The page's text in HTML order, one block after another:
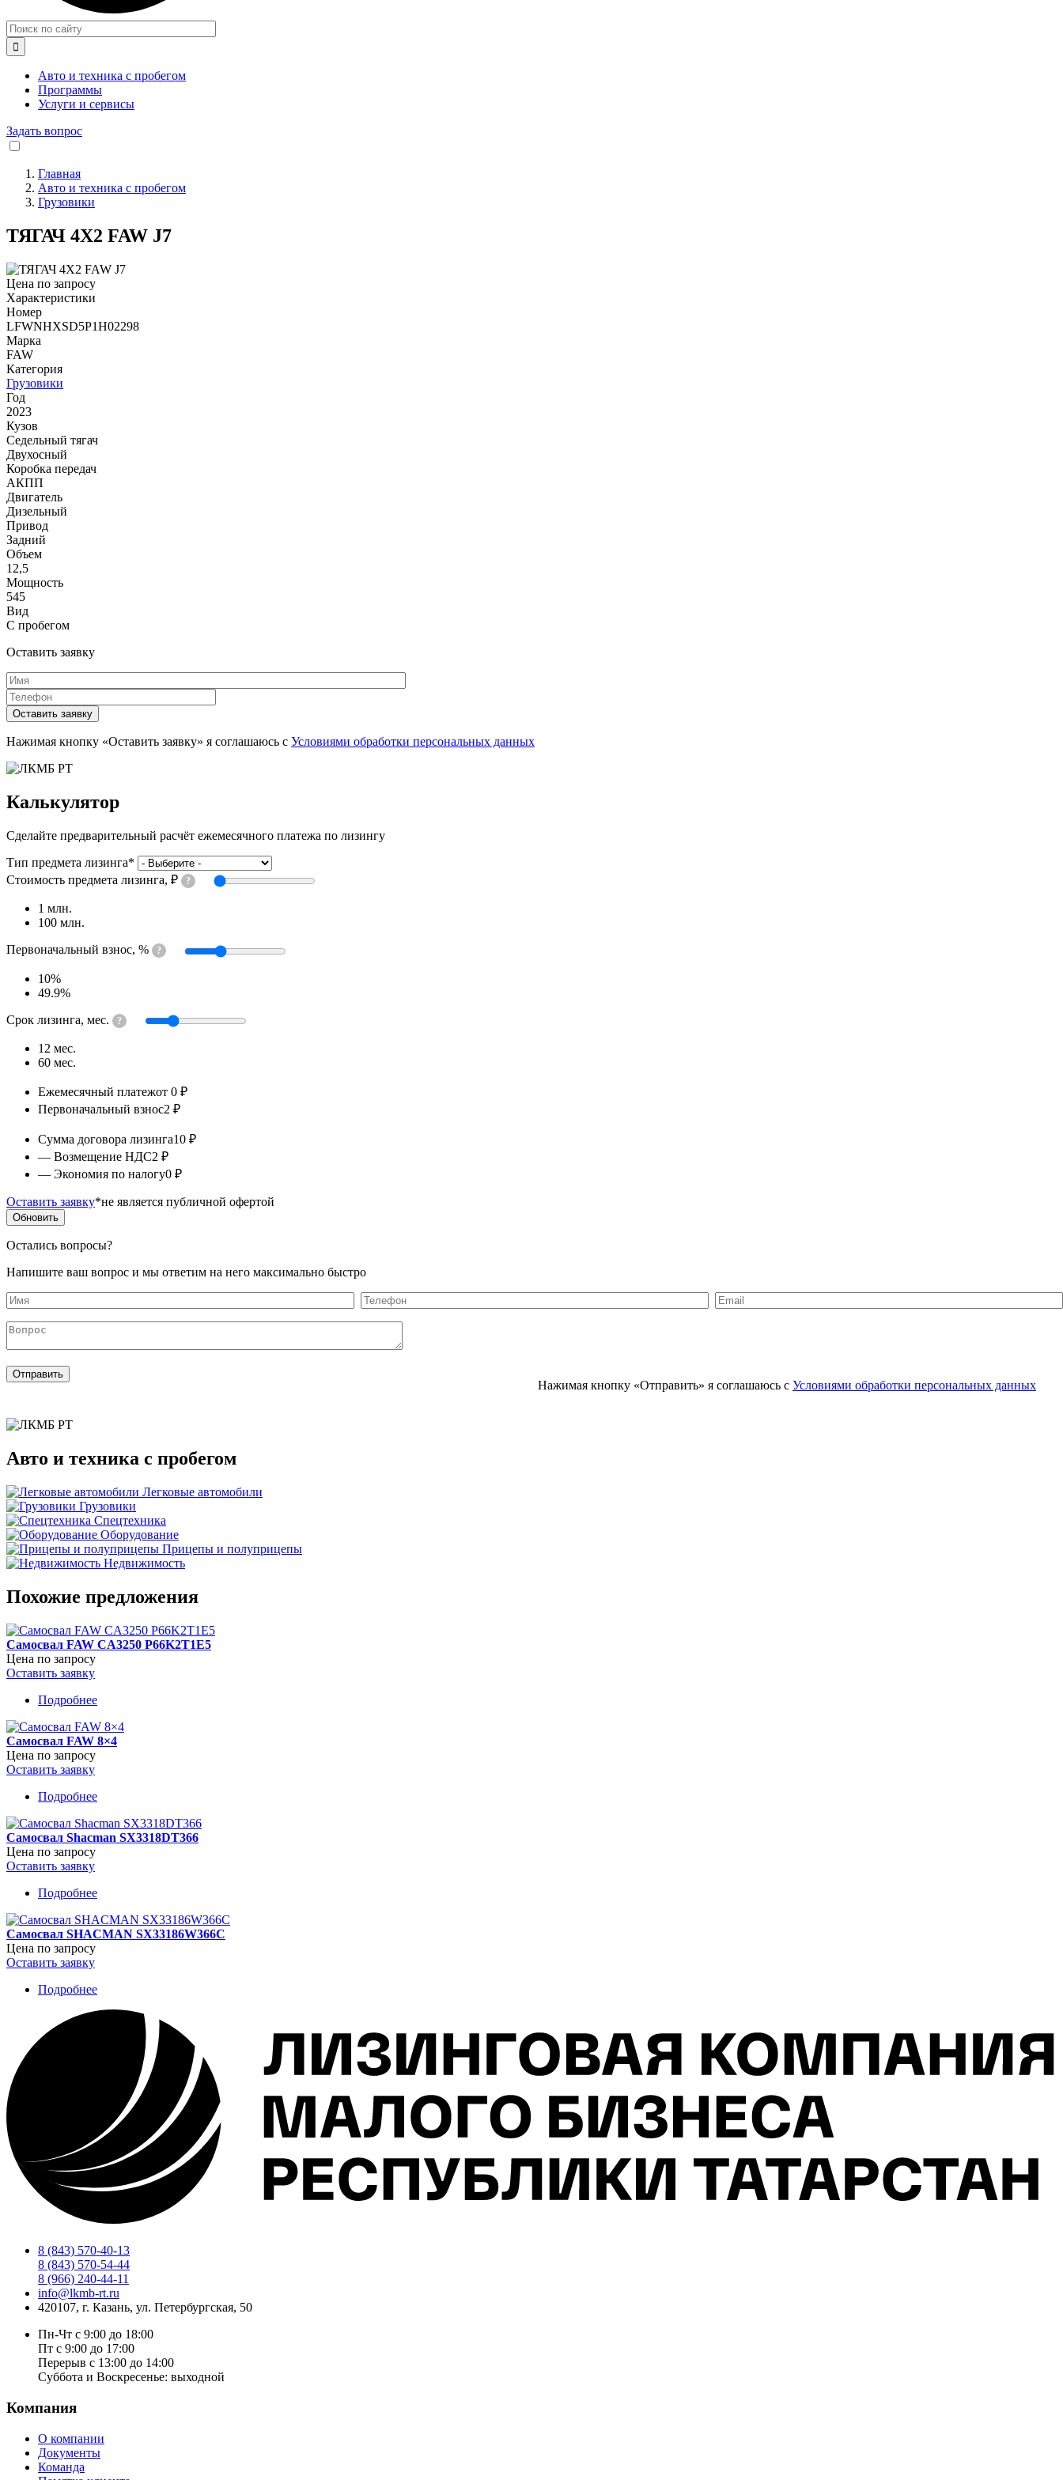

Авто и техника с пробегом
Программы
Услуги и сервисы
Задать вопрос
Строка
навигации
Главная
Авто и техника с пробегом
Грузовики
ТЯГАЧ 4Х2 FAW J7
Цена по запросу
Характеристики
Номер
LFWNHXSD5P1H02298
Марка
FAW
Категория
Грузовики
Год
2023
Кузов
Седельный тягач
Двухосный
Коробка передач
АКПП
Двигатель
Дизельный
Привод
Задний
Объем
12,5
Мощность
545
Вид
С пробегом
Оставить заявку
Имя
Телефон
Оставить заявку
Нажимая кнопку «Оставить заявку» я соглашаюсь с Условиями обработки персональных данных
Калькулятор
Сделайте предварительный расчёт ежемесячного платежа по лизингу
Тип предмета лизинга*
Стоимость предмета лизинга, ₽
?
1 млн.
100 млн.
Первоначальный взнос, %
?
10%
49.9%
Срок лизинга, мес.
?
12 мес.
60 мес.
Калькуляция
Ежемесячный платежот 0 ₽
Первоначальный взнос2 ₽
Сумма договора лизинга10 ₽
— Возмещение НДС2 ₽
— Экономия по налогу0 ₽
Оставить заявку*не является публичной офертой
Обновить
Остались вопросы?
Напишите ваш вопрос и мы ответим на него максимально быстро
Имя
Телефон Email
Вопрос
Отправить
Нажимая кнопку «Отправить» я соглашаюсь с Условиями обработки персональных данных
Авто и техника с пробегом
Легковые автомобили
Грузовики
Спецтехника
Оборудование
Прицепы и полуприцепы
Недвижимость
Похожие предложения
Самосвал FAW CA3250 P66K2T1E5
Цена по запросу
Оставить заявку
Подробнее
FAW
CA3250
Самосвал FAW 8×4
Цена по запросу
Оставить заявку
Подробнее
FAW
8×4
Самосвал Shacman SX3318DT366
Цена по запросу
Оставить заявку
Подробнее
Shacman
SX3318DT366
Самосвал SHACMAN SX33186W366C
Цена по запросу
Оставить заявку
Подробнее
SHACMAN
SX33186W366C
8 (843) 570-40-13
8 (843) 570-54-44
8 (966) 240-44-11
info@lkmb-rt.ru
420107, г. Казань, ул. Петербургская, 50
Пн-Чт с 9:00 до 18:00
Пт с 9:00 до 17:00
Перерыв с 13:00 до 14:00
Суббота и Воскресенье: выходной
Компания
О компании
Документы
Команда